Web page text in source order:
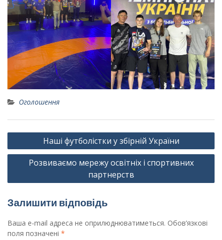
Оголошення
Навігація
записів
Наші футболістки у збірній України
Розвиваємо мережу освітніх і спортивних
партнерств
Залишити відповідь
Ваша e-mail адреса не оприлюднюватиметься. Обов’язкові
поля позначені *